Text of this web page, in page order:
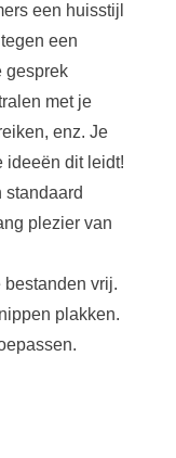
een huisstijl
een
gesprek
met je
enz. Je
ideeën dit leidt!
standaard
plezier van
vrij.
plakken.